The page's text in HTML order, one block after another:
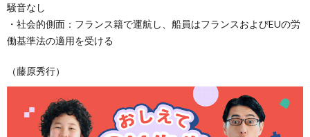
騒音なし
・社会的側面：フランス籍で運航し、船員はフランスおよびEUの労
働基準法の適用を受ける
（藤原秀行）